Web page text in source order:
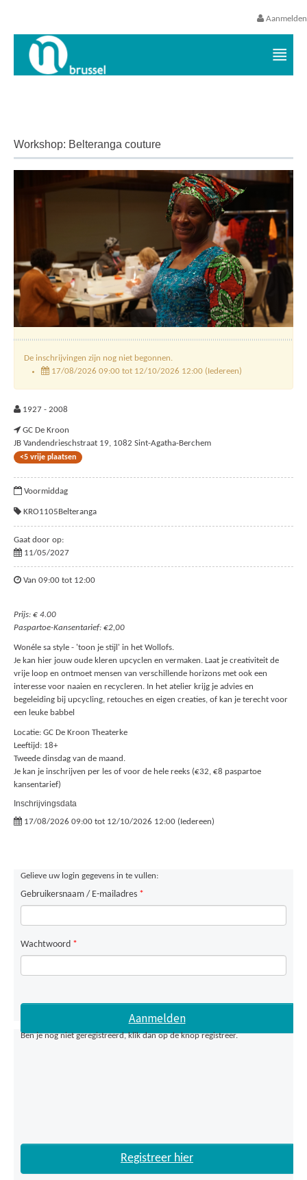
Aanmelden
Workshop: Belteranga couture
De inschrijvingen zijn nog niet begonnen.
17/08/2026 09:00 tot 12/10/2026 12:00 (Iedereen)
1927 - 2008
GC De Kroon
JB Vandendrieschstraat 19, 1082 Sint-Agatha-Berchem
<5 vrije plaatsen
Voormiddag
KRO1105Belteranga
Gaat door op:
11/05/2027
Van 09:00 tot 12:00
Prijs: € 4.00
Paspartoe-Kansentarief: €2,00
Wonéle sa style - 'toon je stijl' in het Wollofs.
Je kan hier jouw oude kleren upcyclen en vermaken. Laat je creativiteit de
vrije loop en ontmoet mensen van verschillende horizons met ook een
interesse voor naaien en recycleren. In het atelier krijg je advies en
begeleiding bij upcycling, retouches en eigen creaties, of kan je terecht voor
een leuke babbel
Locatie: GC De Kroon Theaterke
Leeftijd: 18+
Tweede dinsdag van de maand.
Je kan je inschrijven per les of voor de hele reeks (€32, €8 paspartoe
kansentarief)
Inschrijvingsdata
17/08/2026 09:00 tot 12/10/2026 12:00 (Iedereen)
Gelieve uw login gegevens in te vullen:
Gebruikersnaam / E-mailadres *
Wachtwoord *
Ben je nog niet geregistreerd, klik dan op de knop registreer.
Registreer hier